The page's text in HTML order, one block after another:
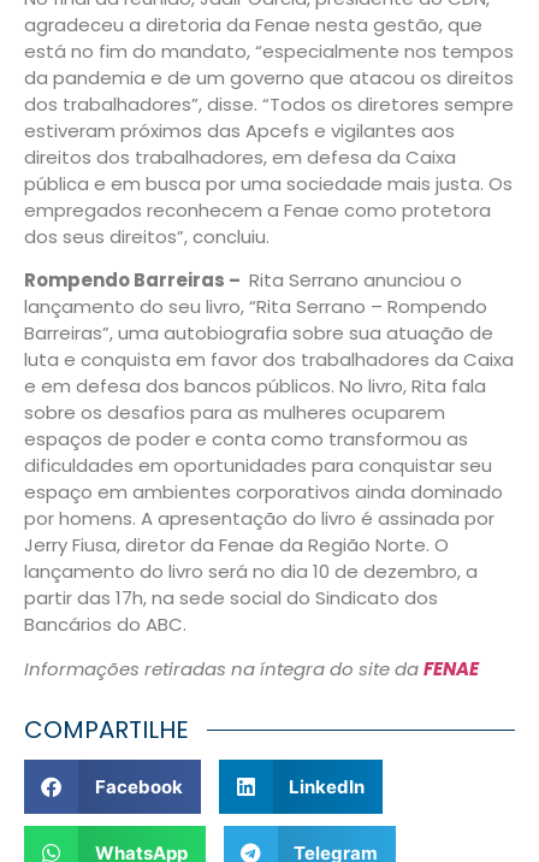
agradeceu a diretoria da Fenae nesta gestão, que
está no fim do mandato, “especialmente nos tempos
da pandemia e de um governo que atacou os direitos
dos trabalhadores”, disse. “Todos os diretores sempre
estiveram próximos das Apcefs e vigilantes aos
direitos dos trabalhadores, em defesa da Caixa
pública e em busca por uma sociedade mais justa. Os
empregados reconhecem a Fenae como protetora
dos seus direitos”, concluiu.
Rompendo Barreiras – Rita Serrano anunciou o
lançamento do seu livro, “Rita Serrano – Rompendo
Barreiras”, uma autobiografia sobre sua atuação de
luta e conquista em favor dos trabalhadores da Caixa
e em defesa dos bancos públicos. No livro, Rita fala
sobre os desafios para as mulheres ocuparem
espaços de poder e conta como transformou as
dificuldades em oportunidades para conquistar seu
espaço em ambientes corporativos ainda dominado
por homens. A apresentação do livro é assinada por
Jerry Fiusa, diretor da Fenae da Região Norte. O
lançamento do livro será no dia 10 de dezembro, a
partir das 17h, na sede social do Sindicato dos
Bancários do ABC.
Informações retiradas na íntegra do site daFENAE
COMPARTILHE
Facebook LinkedIn
WhatsApp Telegram